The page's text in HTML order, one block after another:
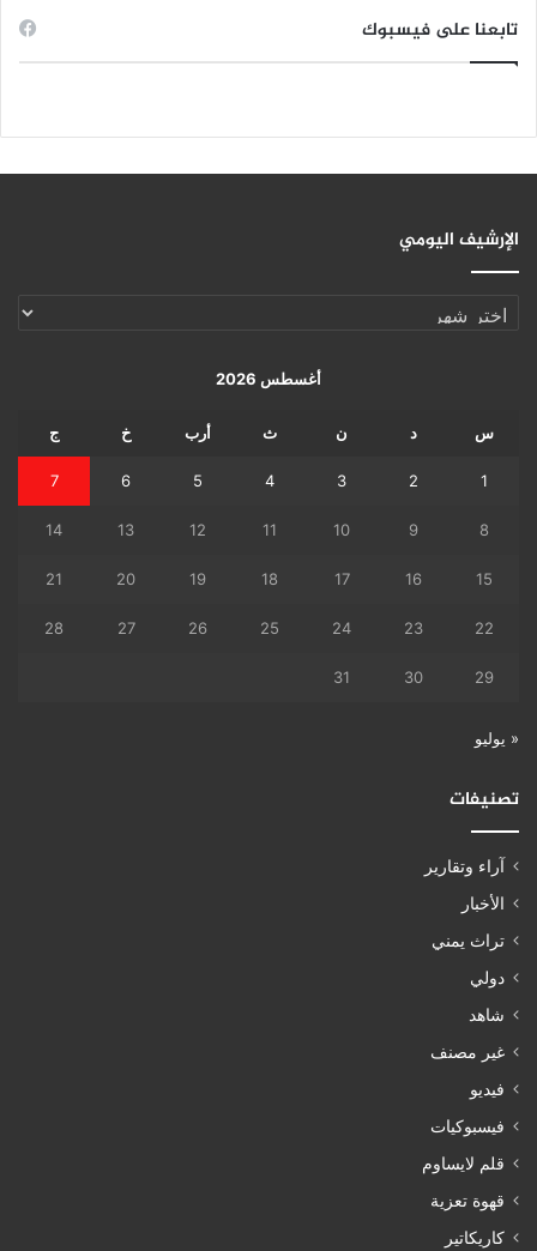
تابعنا على فيسبوك
الإرشيف اليومي
الإرشيف
أغسطس 2026
س د ن ث أرب خ ج
1
2
3
4
5
6
7
8
9
10
11
12
13
14
15
16
17
18
19
20
21
22
23
24
25
26
27
28
29
30
31
« يوليو
تصنيفات
آراء وتقارير
الأخبار
تراث يمني
دولي
شاهد
غير مصنف
فيديو
فيسبوكيات
قلم لايساوم
قهوة تعزية
كاريكاتير